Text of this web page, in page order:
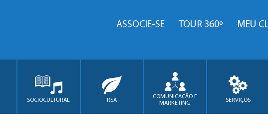
ASSOCIE-SE TOUR 360º MEU
SOCIOCULTURAL RSA
COMUNICAÇÃO E
MARKETING
SERVIÇOS